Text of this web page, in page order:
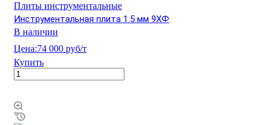
Плиты инструментальные
Инструментальная плита 1.5 мм 9ХФ
В наличии
Цена:74 000 руб/т
Купить